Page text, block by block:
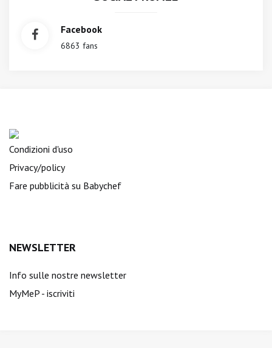
Facebook
6863 fans
Condizioni d'uso
Privacy/policy
Fare pubblicità su Babychef
NEWSLETTER
Info sulle nostre newsletter
MyMeP - iscriviti